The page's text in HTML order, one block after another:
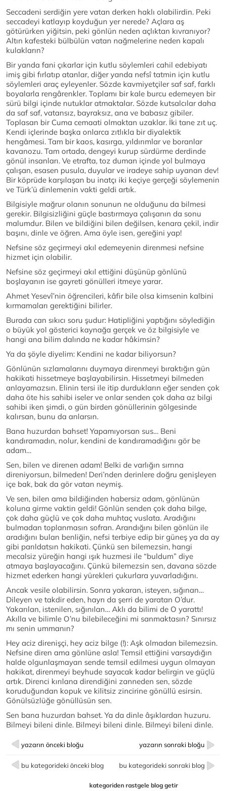
Seccadeni serdiğin yere vatan derken haklı olabilirdin. Peki
seccadeyi katlayıp koyduğun yer nerede? Açlara aş
götürürken yiğitsin, peki gönlün neden açlıktan kıvranıyor?
Altın kafesteki bülbülün vatan nağmelerine neden kapalı
kulakların?
Bir yanda fani çıkarlar için kutlu söylemleri cahil edebiyatı
imiş gibi fırlatıp atanlar, diğer yanda nefsî tatmin için kutlu
söylemleri araç eyleyenler. Sözde kavmiyetçiler saf saf, farklı
boyalarla rengârenkler. Toplamı bir kale burcu edemeyen bir
sürü bilgi içinde nutuklar atmaktalar. Sözde kutsalcılar daha
da saf saf, vatansız, bayraksız, ana ve babasız gibiler.
Toplasan bir Cuma cemaati olmaktan uzaklar. İki tane zıt uç.
Kendi içlerinde başka onlarca zıtlıkla bir diyalektik
hengâmesi. Tam bir kaos, kasırga, yıldırımlar ve boranlar
kavanozu. Tam ortada, dengeyi kurup sürdürme derdinde
gönül insanları. Ve etrafta, toz duman içinde yol bulmaya
çalışan, esasen pusula, duyular ve iradeye sahip uyanan dev!
Bir köprüde karşılaşan bu inatçı iki keçiye gerçeği söylemenin
ve Türk’ü dinlemenin vakti geldi artık.
Bilgisiyle mağrur olanın sonunun ne olduğunu da bilmesi
gerekir. Bilgisizliğini güçle bastırmaya çalışanın da sonu
malumdur. Bilen ve bildiğini bilen değilsen, kenara çekil, indir
başını, dinle ve öğren. Ama öyle isen, gereğini yap!
Nefsine söz geçirmeyi akıl edemeyenin direnmesi nefsine
hizmet için olabilir.
Nefsine söz geçirmeyi akıl ettiğini düşünüp gönlünü
boşlayanın ise gayreti gönülleri itmeye yarar.
Ahmet Yesevî’nin öğrencileri, kâfir bile olsa kimsenin kalbini
kırmamaları gerektiğini bilirler.
Burada can sıkıcı soru şudur: Hatipliğini yaptığını söylediğin
o büyük yol gösterici kaynağa gerçek ve öz bilgisiyle ve
hangi ana bilim dalında ne kadar hâkimsin?
Ya da şöyle diyelim: Kendini ne kadar biliyorsun?
Gönlünün sızlamalarını duymaya direnmeyi bıraktığın gün
hakikati hissetmeye başlayabilirsin. Hissetmeyi bilmeden
anlayamazsın. Elinin tersi ile itip durdukların eğer senden çok
daha öte his sahibi iseler ve onlar senden çok daha az bilgi
sahibi iken şimdi, o gün birden gönüllerinin gölgesinde
kalırsan, bunu da anlarsın.
Bana huzurdan bahset! Yapamıyorsan sus… Beni
kandıramadın, nolur, kendini de kandıramadığını gör be
adam…
Sen, bilen ve direnen adam! Belki de varlığın sırrına
direniyorsun, bilmeden! Deri’nden derinlere doğru genişleyen
içe bak, bak da gör vatan neymiş.
Ve sen, bilen ama bildiğinden habersiz adam, gönlünün
koluna girme vaktin geldi! Gönlün senden çok daha bilge,
çok daha güçlü ve çok daha muhtaç vuslata. Aradığını
bulmadan toplanmasın sofran. Arandığını bilen gönlün ile
aradığını bulan benliğin, nefsi terbiye edip bir güneş ya da ay
gibi parıldatsın hakikati. Çünkü sen bilemezsin, hangi
mecalsiz yüreğin hangi ışık huzmesi ile “buldum” diye
atmaya başlayacağını. Çünkü bilemezsin sen, davana sözde
hizmet ederken hangi yürekleri çukurlara yuvarladığını.
Ancak vesile olabilirsin. Sonra yakaran, isteyen, sığınan…
Dileyen ve takdir eden, hayrı da şerri de yaratan O’dur.
Yakarılan, istenilen, sığınılan… Aklı da bilimi de O yarattı!
Akılla ve bilimle O’nu bilebileceğini mi sanmaktasın? Sınırsız
mı senin ummanın?
Hey aciz direnişçi, hey aciz bilge (!): Aşk olmadan bilemezsin.
Nefsine diren ama gönlüne asla! Temsil ettiğini varsaydığın
halde olgunlaşmayan sende temsil edilmesi uygun olmayan
hakikat, direnmeyi beyhude sayacak kadar belirgin ve güçlü
artık. Direnci kırılana direndiğini zanneden sen, sözde
koruduğundan kopuk ve kilitsiz zincirine gönüllü esirsin.
Gönülsüzlüğe gönüllüsün sen.
Sen bana huzurdan bahset. Ya da dinle âşıklardan huzuru.
Bilmeyi bileni dinle. Bilmeyi bileni dinle. Bilmeyi bileni dinle.
yazarın önceki bloğu yazarın sonraki bloğu
bu kategorideki önceki blog bu kategorideki sonraki blog
kategoriden rastgele blog getir